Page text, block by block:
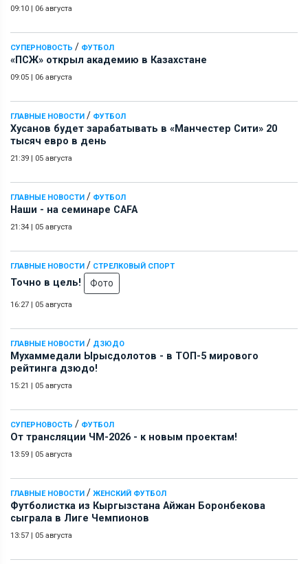
09:10 | 06 августа
СУПЕРНОВОСТЬ / ФУТБОЛ
«ПСЖ» открыл академию в Казахстане
09:05 | 06 августа
ГЛАВНЫЕ НОВОСТИ / ФУТБОЛ
Хусанов будет зарабатывать в «Манчестер Сити» 20
тысяч евро в день
21:39 | 05 августа
ГЛАВНЫЕ НОВОСТИ / ФУТБОЛ
Наши - на семинаре СAFA
21:34 | 05 августа
ГЛАВНЫЕ НОВОСТИ / СТРЕЛКОВЫЙ СПОРТ
Точно в цель! Фото
16:27 | 05 августа
ГЛАВНЫЕ НОВОСТИ / ДЗЮДО
Мухаммедали Ырысдолотов - в ТОП-5 мирового
рейтинга дзюдо!
15:21 | 05 августа
СУПЕРНОВОСТЬ / ФУТБОЛ
От трансляции ЧМ-2026 - к новым проектам!
13:59 | 05 августа
ГЛАВНЫЕ НОВОСТИ / ЖЕНСКИЙ ФУТБОЛ
Футболистка из Кыргызстана Айжан Боронбекова
сыграла в Лиге Чемпионов
13:57 | 05 августа